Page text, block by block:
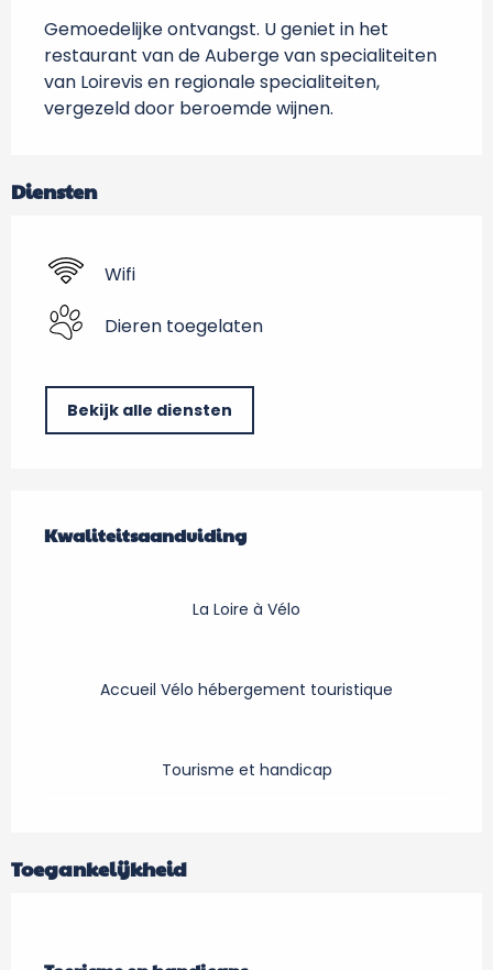
Gemoedelijke ontvangst. U geniet in het
restaurant van de Auberge van specialiteiten
van Loirevis en regionale specialiteiten,
vergezeld door beroemde wijnen.
Diensten
Wifi
Dieren toegelaten
Bekijk alle diensten
Kwaliteitsaanduiding
Kwaliteitsaanduiding
La Loire à Vélo
Accueil Vélo hébergement touristique
Tourisme et handicap
Toegankelijkheid